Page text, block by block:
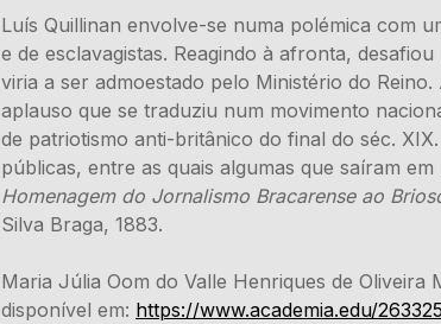
Luís Quillinan envolve-se numa polémica com
e de esclavagistas. Reagindo à afronta,
viria a ser admoestado pelo Ministério do
aplauso que se traduziu num movimento
de patriotismo anti-britânico do final do séc.
públicas, entre as quais algumas que saíram
Homenagem do Jornalismo Bracarense ao
Silva Braga, 1883.
Maria Júlia Oom do Valle Henriques de Oliveira
disponível em: https://www.academia.edu/